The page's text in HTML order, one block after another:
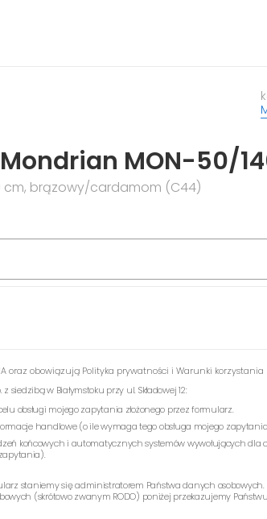
MON-50/
cm, brązowy/cardamom (C44)
oraz obowiązują Polityka prywatności i Warunki korzystania
siedzibą w Białymstoku przy ul. Składowej 12:
obsługi mojego zapytania złożonego przez formularz.
handlowe (o ile wymaga tego obsługa mojego
końcowych i automatycznych systemów wywołujących dla
staniemy się administratorem Państwa danych osobowych.
(skrótowo zwanym RODO) poniżej przekazujemy